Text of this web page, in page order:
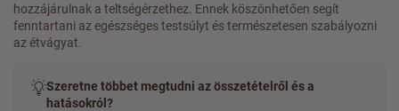
hozzájárulnak a teltségérzethez. Ennek köszönhetően segít
fenntartani az egészséges testsúlyt és természetesen szabályozni
az étvágyat.
Szeretne többet megtudni az összetételről és a
hatásokról?